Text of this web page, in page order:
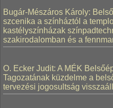
Bugár-Mészáros Károly:
szcenika a színháztól a
kastélyszínházak
szakirodalomban és a
O. Ecker Judit: A MÉK
Tagozatának küzdelme a
tervezési jogosultság